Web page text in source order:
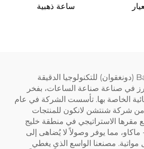
ساعة ذهبية
تقدم شركة Baoruihua (دونغقوان) للتكنولوجيا الدقيقة
في صناعة صناعة الساعات، بفخر
الخاصة بها. تأسست الشركة في عام
من شركة شنتشن لانكون للمنتجات
مقرها الاستراتيجي في منطقة خليج
ماكاو، مما يوفر وصولاً لا يُضاهى إلى
مواتية. مصنعنا الواسع الذي يغطي